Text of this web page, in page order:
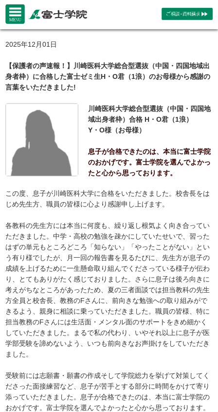
2025年12月01日
【保護者の声速報！】川崎医科大学総合型選抜（中国・四国地域出
身者枠）に合格した富士ゼミ生H・O君（1浪）のお母様から感謝の
言葉をいただきました!
川崎医科大学総合型選抜（中国・四国地
域出身者枠）合格 H・O君（1浪）
Y・O様（お母様）
息子が合格できたのは、本当に富士学院
のおかげです。富士学院を選んでよかっ
たと心から思っております。
この度、息子が川崎医科大学に合格をいただきました。校舎長をは
じめ先生方、職員の皆様に心より感謝申し上げます。
各教科の先生方には本当に何度も、繰り返し根気よく向き合ってい
ただきました。中学・高校の勉強を疎かにしていたせいで、習った
はずの単元もところどころ「知らない」「やったことがない」とい
う有り様でしたが、月一回の報告書を見るたびに、先生方が息子の
成績を上げるために一生懸命取り組んでくださっている様子が伝わ
り、とてもありがたく感じておりました。さらに息子は後ろ向きに
考えがちなところがあったため、夏の三者面談では担当教科の先生
方全員と校舎長、教務のFさんに、前向きな勉強への取り組みがで
きるよう、親身に相談に乗っていただきました。職員の皆様、特に
担当教務のFさんには生活面・メンタル面のサポートをきめ細かく
していただきました。まるで私の代わり、いやそれ以上に息子が医
学部受験を諦めないよう、いつも前向きなお声掛けをしていただき
ました。
受験前には志願書・願書の作成そして学院総力を挙げて対策してく
ださった面接練習など、息子が苦手とする部分に時間をかけて寄り
添っていただきました。息子が合格できたのは、本当に富士学院の
おかげです。富士学院を選んでよかったと心から思っております。